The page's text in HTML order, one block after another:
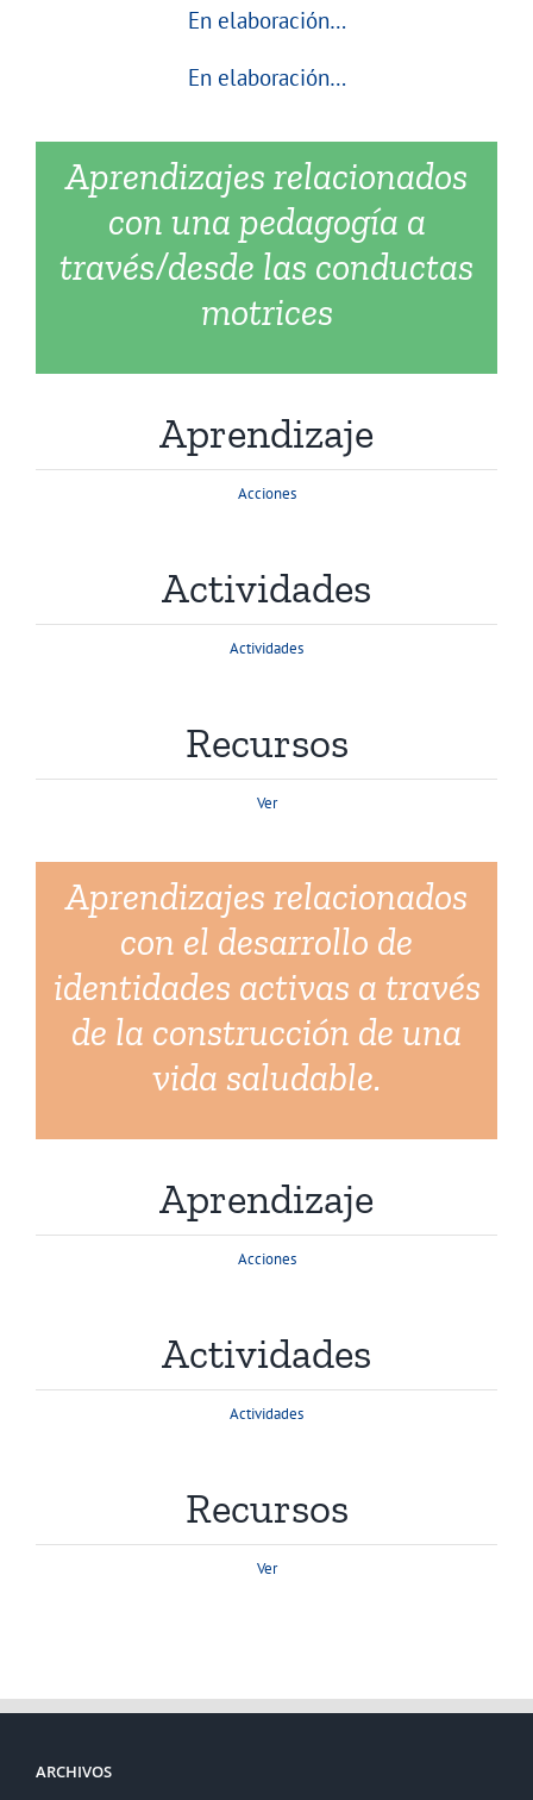
En elaboración…
En elaboración…
Aprendizajes relacionados
con una pedagogía a
través/desde las conductas
motrices
Aprendizaje
Acciones
Actividades
Actividades
Recursos
Ver
Aprendizajes relacionados
con el desarrollo de
identidades activas a través
de la construcción de una
vida saludable.
Aprendizaje
Acciones
Actividades
Actividades
Recursos
Ver
ARCHIVOS